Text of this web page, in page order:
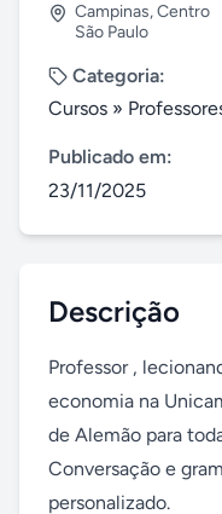
Campinas,Centro
São Paulo
Categoria:
Cursos »
Publicado em:
23/11/2025
Descrição
Professor ,
economia na
de Alemão para
Conversação e
personalizado.